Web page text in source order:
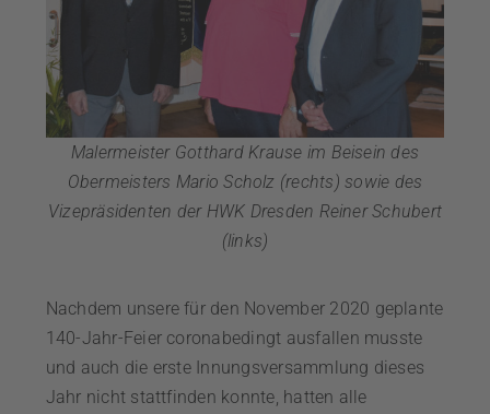
Malermeister Gotthard Krause im Beisein des
Obermeisters Mario Scholz (rechts) sowie des
Vizepräsidenten der HWK Dresden Reiner Schubert
(links)
Nachdem unsere für den November 2020 geplante
140-Jahr-Feier coronabedingt ausfallen musste
und auch die erste Innungsversammlung dieses
Jahr nicht stattfinden konnte, hatten alle